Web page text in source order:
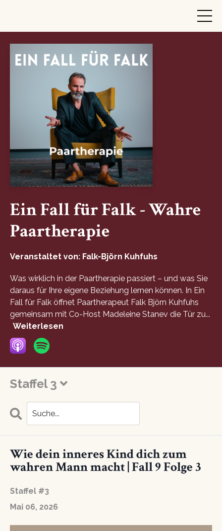
Ein Fall für Falk - Wahre
Paartherapie
Veranstaltet von: Falk-Björn Kuhfuhs
Was wirklich in der Paartherapie passiert – und was Sie
daraus für Ihre eigene Beziehung lernen können. In Ein
Fall für Falk öffnet Paartherapeut Falk Björn Kuhfuhs
gemeinsam mit Co-Host Madeleine Stanev die Tür zu...
Weiterlesen
Staffel 3
Search
Folgen
Wie dein inneres Kind dich zum
wahren Mann macht | Fall 9 Folge 3
Staffel #3
Mai 06, 2026